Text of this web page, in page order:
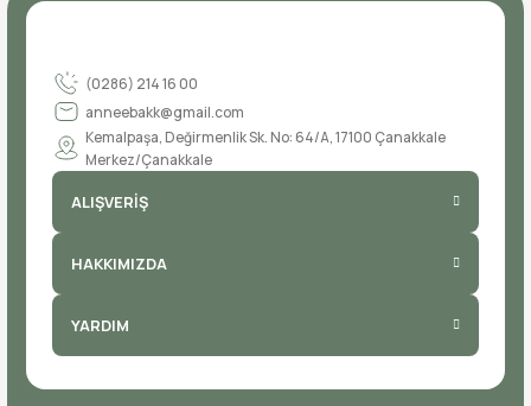
(0286) 214 16 00
anneebakk@gmail.com
Kemalpaşa, Değirmenlik Sk. No: 64/A, 17100 Çanakkale
Merkez/Çanakkale
ALIŞVERİŞ
HAKKIMIZDA
YARDIM